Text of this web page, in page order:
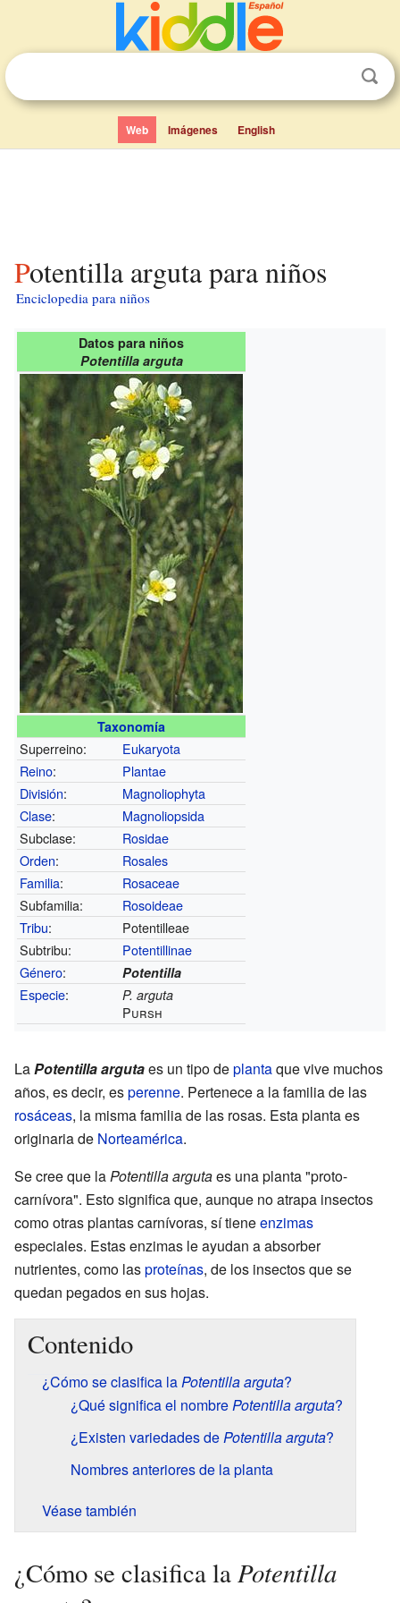
Web Imágenes English
Potentilla arguta para niños
Enciclopedia para niños
Datos para niños
Potentilla arguta
Taxonomía
Superreino:
Eukaryota
Reino:
Plantae
División:
Magnoliophyta
Clase:
Magnoliopsida
Subclase:
Rosidae
Orden:
Rosales
Familia:
Rosaceae
Subfamilia:
Rosoideae
Tribu:
Potentilleae
Subtribu:
Potentillinae
Género: Potentilla
Especie: P. arguta
Pursh
LaPotentilla argutaes un tipo deplantaque vive muchos
años, es decir, esperenne. Pertenece a la familia de las
rosáceas, la misma familia de las rosas. Esta planta es
originaria de Norteamérica.
Se cree que laPotentilla argutaes una planta "proto-
carnívora". Esto significa que, aunque no atrapa insectos
como otras plantas carnívoras, sí tieneenzimas
especiales. Estas enzimas le ayudan a absorber
nutrientes, como lasproteínas, de los insectos que se
quedan pegados en sus hojas.
Contenido
¿Cómo se clasifica laPotentilla arguta?
¿Qué significa el nombrePotentilla arguta?
¿Existen variedades dePotentilla arguta?
Nombres anteriores de la planta
Véase también
¿Cómo se clasifica la Potentilla